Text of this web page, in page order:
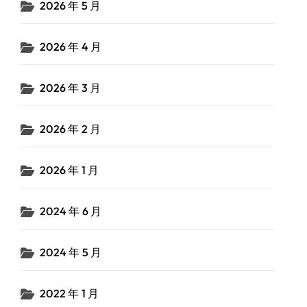
2026 年 5 月
2026 年 4 月
2026 年 3 月
2026 年 2 月
2026 年 1 月
2024 年 6 月
2024 年 5 月
2022 年 1 月